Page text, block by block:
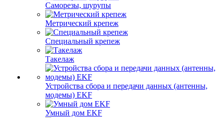
Саморезы, шурупы
Метрический крепеж
Специальный крепеж
Такелаж
Устройства сбора и передачи данных (антенны,
модемы) EKF
Умный дом EKF